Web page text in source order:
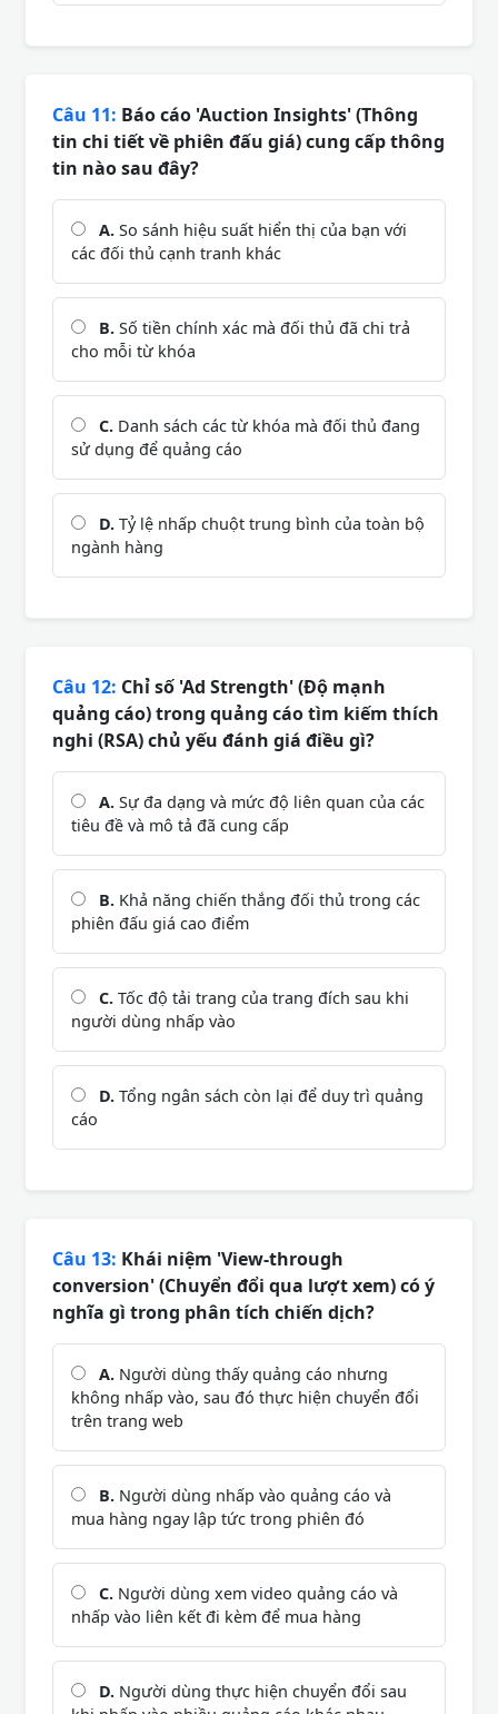
Câu 11: Báo cáo 'Auction Insights' (Thông
tin chi tiết về phiên đấu giá) cung cấp thông
tin nào sau đây?
A. So sánh hiệu suất hiển thị của bạn với
các đối thủ cạnh tranh khác
B. Số tiền chính xác mà đối thủ đã chi trả
cho mỗi từ khóa
C. Danh sách các từ khóa mà đối thủ đang
sử dụng để quảng cáo
D. Tỷ lệ nhấp chuột trung bình của toàn bộ
ngành hàng
Câu 12: Chỉ số 'Ad Strength' (Độ mạnh
quảng cáo) trong quảng cáo tìm kiếm thích
nghi (RSA) chủ yếu đánh giá điều gì?
A. Sự đa dạng và mức độ liên quan của các
tiêu đề và mô tả đã cung cấp
B. Khả năng chiến thắng đối thủ trong các
phiên đấu giá cao điểm
C. Tốc độ tải trang của trang đích sau khi
người dùng nhấp vào
D. Tổng ngân sách còn lại để duy trì quảng
cáo
Câu 13: Khái niệm 'View-through
conversion' (Chuyển đổi qua lượt xem) có ý
nghĩa gì trong phân tích chiến dịch?
A. Người dùng thấy quảng cáo nhưng
không nhấp vào, sau đó thực hiện chuyển đổi
trên trang web
B. Người dùng nhấp vào quảng cáo và
mua hàng ngay lập tức trong phiên đó
C. Người dùng xem video quảng cáo và
nhấp vào liên kết đi kèm để mua hàng
D. Người dùng thực hiện chuyển đổi sau